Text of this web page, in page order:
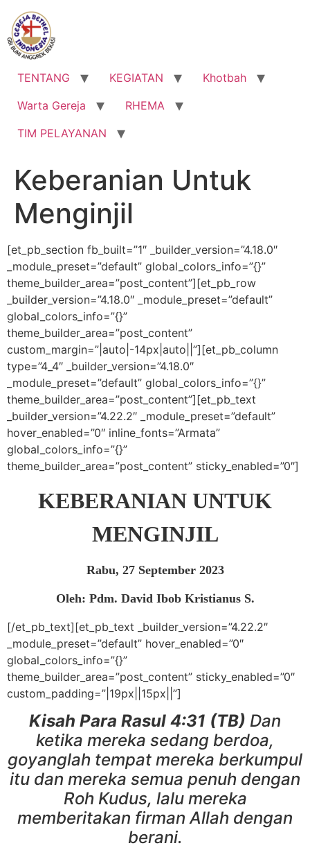
Lewati
konten
TENTANG KEGIATAN
Khotbah
Warta Gereja
RHEMA
TIM PELAYANAN
Keberanian Untuk
Menginjil
[et_pb_section fb_built=”1″ _builder_version=”4.18.0″
_module_preset=”default” global_colors_info=”{}”
theme_builder_area=”post_content”][et_pb_row
_builder_version=”4.18.0″ _module_preset=”default”
global_colors_info=”{}”
theme_builder_area=”post_content”
custom_margin=”|auto|-14px|auto||”][et_pb_column
type=”4_4″ _builder_version=”4.18.0″
_module_preset=”default” global_colors_info=”{}”
theme_builder_area=”post_content”][et_pb_text
_builder_version=”4.22.2″ _module_preset=”default”
hover_enabled=”0″ inline_fonts=”Armata”
global_colors_info=”{}”
theme_builder_area=”post_content” sticky_enabled=”0″]
KEBERANIAN UNTUK
MENGINJIL
Rabu, 27 September 2023
Oleh: Pdm. David Ibob Kristianus S.
[/et_pb_text][et_pb_text _builder_version=”4.22.2″
_module_preset=”default” hover_enabled=”0″
global_colors_info=”{}”
theme_builder_area=”post_content” sticky_enabled=”0″
custom_padding=”|19px||15px||”]
Kisah Para Rasul 4:31 (TB) Dan
ketika mereka sedang berdoa,
goyanglah tempat mereka berkumpul
itu dan mereka semua penuh dengan
Roh Kudus, lalu mereka
memberitakan firman Allah dengan
berani.